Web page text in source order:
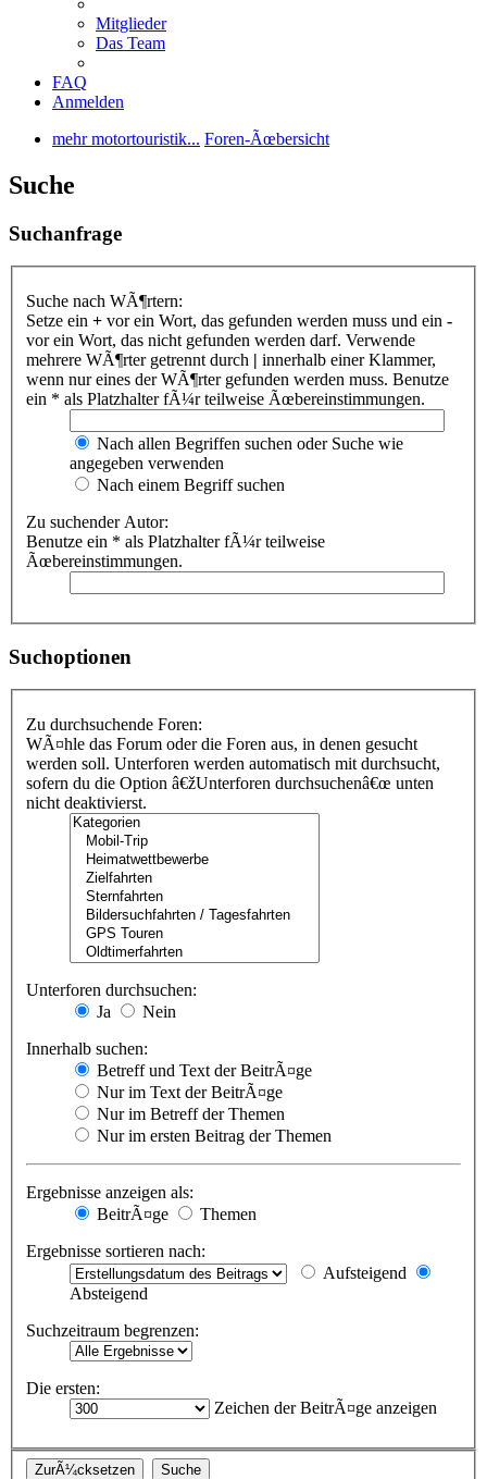
Mitglieder
Das Team
FAQ
Anmelden
mehr motortouristik... Foren-Ãœbersicht
Suche
Suchanfrage
Suche nach WÃ¶rtern:
Setze ein + vor ein Wort, das gefunden werden muss und ein -
vor ein Wort, das nicht gefunden werden darf. Verwende
mehrere WÃ¶rter getrennt durch | innerhalb einer Klammer,
wenn nur eines der WÃ¶rter gefunden werden muss. Benutze
ein * als Platzhalter fÃ¼r teilweise Ãœbereinstimmungen.
Nach allen Begriffen suchen oder Suche wie
angegeben verwenden
Nach einem Begriff suchen
Zu suchender Autor:
Benutze ein * als Platzhalter fÃ¼r teilweise
Ãœbereinstimmungen.
Suchoptionen
Zu durchsuchende Foren:
WÃ¤hle das Forum oder die Foren aus, in denen gesucht
werden soll. Unterforen werden automatisch mit durchsucht,
sofern du die Option â€žUnterforen durchsuchenâ€œ unten
nicht deaktivierst.
Unterforen durchsuchen:
Ja
Nein
Innerhalb suchen:
Betreff und Text der BeitrÃ¤ge
Nur im Text der BeitrÃ¤ge
Nur im Betreff der Themen
Nur im ersten Beitrag der Themen
Ergebnisse anzeigen als:
BeitrÃ¤ge
Themen
Ergebnisse sortieren nach:
Aufsteigend
Absteigend
Suchzeitraum begrenzen:
Die ersten:
Zeichen der BeitrÃ¤ge anzeigen